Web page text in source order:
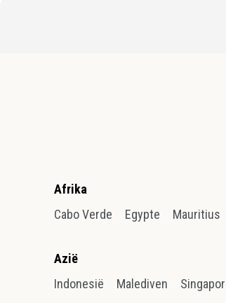
Afrika
Cabo Verde
Egypte Mauritius
Azië
Indonesië
Malediven